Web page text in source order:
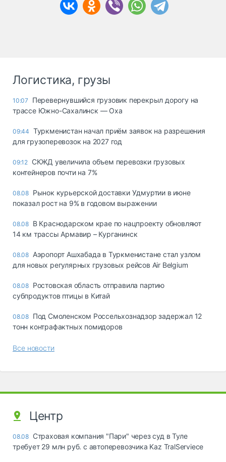
Логистика, грузы
10:07
Перевернувшийся грузовик перекрыл дорогу на
трассе Южно-Сахалинск — Оха
09:44 Туркменистан начал приём заявок на разрешения
для грузоперевозок на 2027 год
09:12 СКЖД увеличила объем перевозки грузовых
контейнеров почти на 7%
08.08 Рынок курьерской доставки Удмуртии в июне
показал рост на 9% в годовом выражении
08.08 В Краснодарском крае по нацпроекту обновляют
14 км трассы Армавир – Курганинск
08.08 Аэропорт Ашхабада в Туркменистане стал узлом
для новых регулярных грузовых рейсов Air Belgium
08.08 Ростовская область отправила партию
субпродуктов птицы в Китай
08.08 Под Смоленском Россельхознадзор задержал 12
тонн контрафактных помидоров
Все новости
Центр
08.08 Страховая компания "Пари" через суд в Туле
требует 29 млн руб. с автоперевозчика Kaz TralServiece